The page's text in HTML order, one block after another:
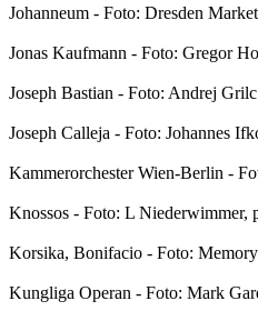
Johanneum - Foto: Dresden
Jonas Kaufmann - Foto: Gregor
Joseph Bastian - Foto: Andrej Grilc
Joseph Calleja - Foto: Johannes
Kammerorchester Wien-Berlin -
Knossos - Foto: L Niederwimmer,
Korsika, Bonifacio - Foto:
Kungliga Operan - Foto: Mark